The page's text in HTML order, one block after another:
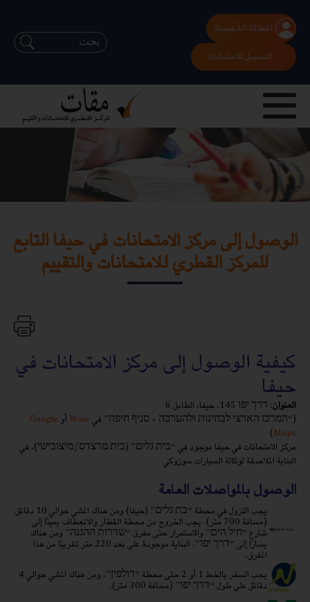
المنطقة الشّخصيّة
التسجيل للامتحانات
الوصول إلى مركز الامتحانات في حيفا التابع
للمركز القطري للامتحانات والتقييم
كيفية الوصول إلى مركز الامتحانات في
حيفا
العنوان: דרך יפו 145، حيفا، الطابق 6
(“המרכז הארצי לבחינות ולהערכה - סניף חיפה” فيWaze أوGoogle
Maps
)
مركز الامتحانات في حيفا موجود في “בית גלים” (בית מרצדס/מיצובישי)، في
البناية الملاصقة لوكالة السيارات سوزوكي
الوصول بالمواصلات العامة
يجب النزول في محطة “בת גלים” (حيفا) ومن هناك المشي حوالي 10 دقائق
(مسافة 700 متر). يجب الخروج من محطة القطار والانعطاف يمينًا إلى
شارع “חיל הים” والاستمرار حتى مفرق “שדרות ההגנה” ومن هناك
يسارًا إلى “דרך יפו”. البناية موجودة على بعد 220 متر تقريبًا من هذا
المفرق.
يجب السفر بالخط 1 أو 2 حتى محطة “דולפין”، ومن هناك المشي حوالي 4
دقائق على طول “דרך יפו” (مسافة 300 متر).